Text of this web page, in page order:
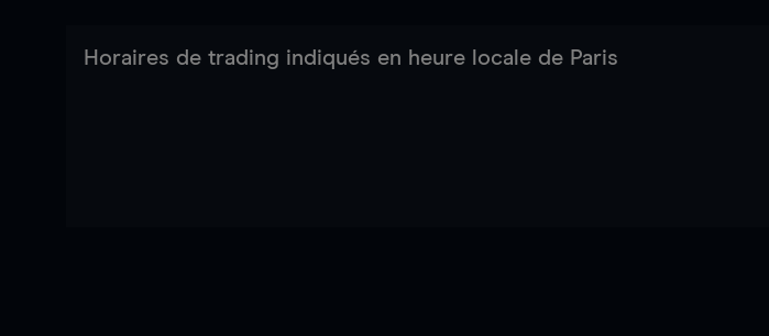
Horaires de trading indiqués en heure locale de Paris